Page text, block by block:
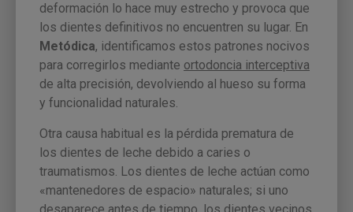
deformación lo hace muy estrecho y provoca que
los dientes definitivos no encuentren su lugar. En
Metódica, identificamos estos patrones nocivos
para corregirlos mediante ortodoncia interceptiva
de alta precisión, devolviendo al hueso su forma
y funcionalidad naturales.
Otra causa habitual es la pérdida prematura de
los dientes de leche debido a caries o
traumatismos. Los dientes de leche actúan como
«mantenedores de espacio» naturales; si uno
desaparece antes de tiempo, los dientes vecinos